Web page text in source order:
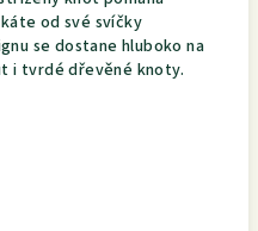
od své svíčky
se dostane hluboko na
i tvrdé dřevěné knoty.